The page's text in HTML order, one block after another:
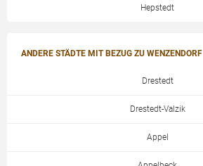
Hepstedt
ANDERE STÄDTE MIT BEZUG ZU WENZENDORF
Drestedt
Drestedt-Valzik
Appel